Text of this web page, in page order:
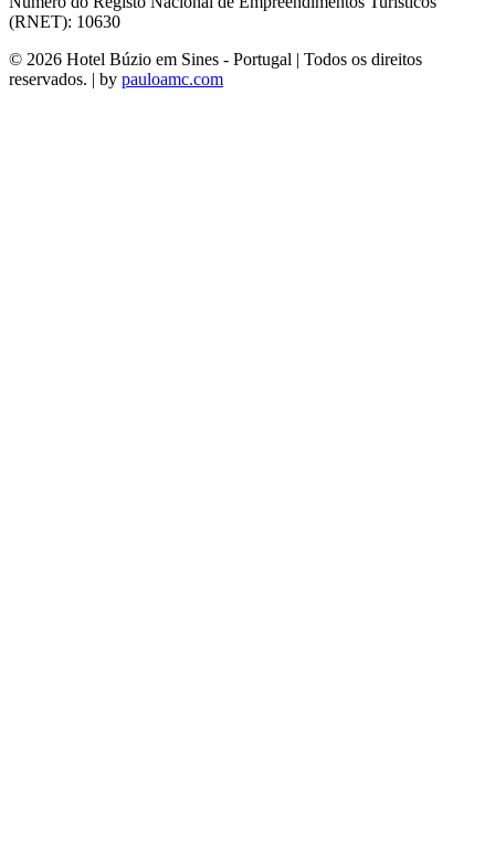
(RNET): 10630
© 2026 Hotel Búzio em Sines - Portugal | Todos os direitos
reservados. | by pauloamc.com